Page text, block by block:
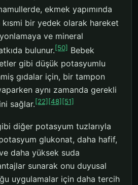
ekmek yapımında
kısmi bir yedek olarak hareket
ve mineral
bulunur.[50] Bebek
gibi düşük potasyumlu
gıdalar için, bir tampon
aynı zamanda gerekli
sağlar.[22] [48] [51]
diğer potasyum tuzlarıyla
potasyum glukonat, daha hafif,
daha yüksek suda
sunarak onu duyusal
uygulamalar için daha tercih